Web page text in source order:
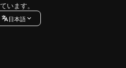
ています。
日本語